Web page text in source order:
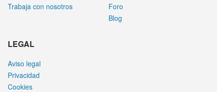
Trabaja con nosotros
Foro
Blog
LEGAL
Aviso legal
Privacidad
Cookies